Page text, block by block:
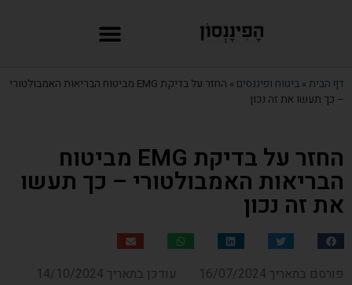
דף הבית » ביטוח ופיננסים »
החזר על בדיקת EMG מביטוח הבריאות האמבולטורי
– כך תעשו את זה נכון
החזר על בדיקת EMG מביטוח
הבריאות האמבולטורי – כך תעשו
את זה נכון
פורסם בתאריך 16/07/2024 עודכן בתאריך 14/10/2024